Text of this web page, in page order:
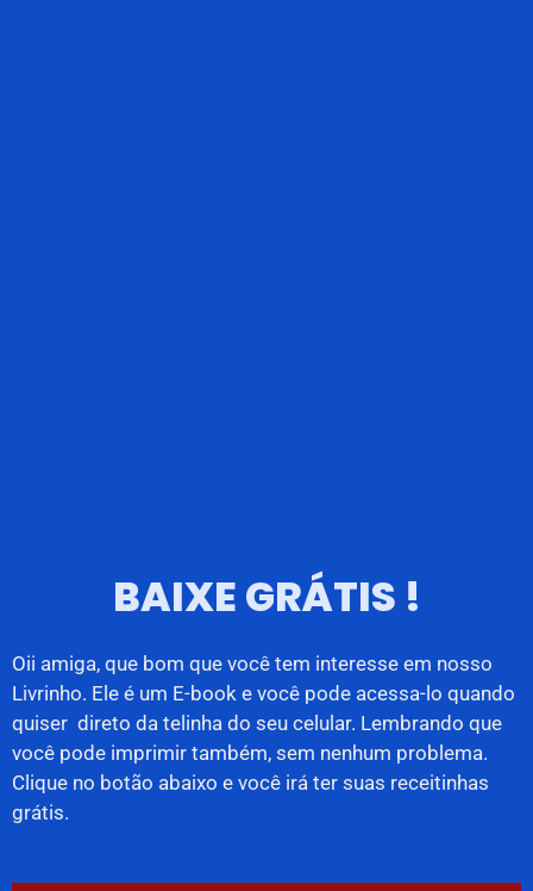
BAIXE GRÁTIS !
Oii amiga, que bom que você tem interesse em nosso
Livrinho. Ele é um E-book e você pode acessa-lo quando
quiser direto da telinha do seu celular. Lembrando que
você pode imprimir também, sem nenhum problema.
Clique no botão abaixo e você irá ter suas receitinhas
grátis.